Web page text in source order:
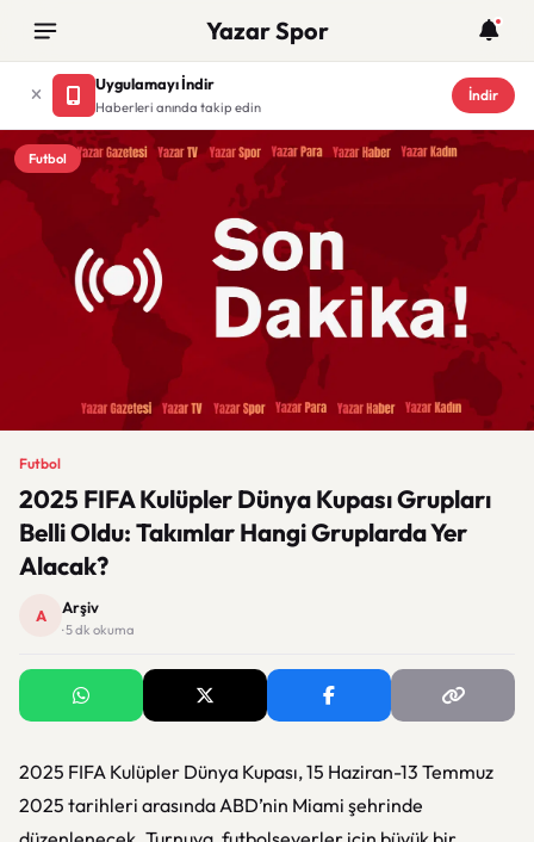
Yazar Spor
Uygulamayı İndir
Haberleri anında takip edin
İndir
Futbol
Futbol
2025 FIFA Kulüpler Dünya Kupası Grupları
Belli Oldu: Takımlar Hangi Gruplarda Yer
Alacak?
A Arşiv
· 5 dk okuma
2025 FIFA Kulüpler Dünya Kupası, 15 Haziran-13 Temmuz
2025 tarihleri arasında ABD’nin Miami şehrinde